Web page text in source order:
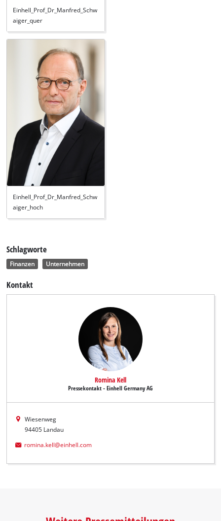
Einhell_Prof_Dr_Manfred_Schw
aiger_quer
Einhell_Prof_Dr_Manfred_Schw
aiger_hoch
Schlagworte
Finanzen Unternehmen
Kontakt
Romina Kell
Pressekontakt - Einhell Germany AG
Wiesenweg
94405 Landau
romina.kell@einhell.com